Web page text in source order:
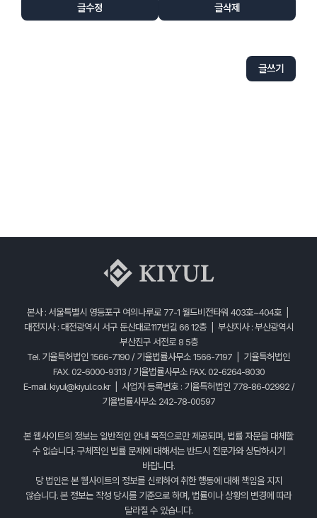
글수정 글삭제
글쓰기
본사 : 서울특별시 영등포구 여의나루로 77-1 월드비전타워 403호~404호 |
대전지사 : 대전광역시 서구 둔산대로117번길 66 12층 | 부산지사 : 부산광역시
부산진구 서전로 8 5층
Tel. 기율특허법인 1566-7190 / 기율법률사무소 1566-7197 | 기율특허법인
FAX. 02-6000-9313 / 기율법률사무소 FAX. 02-6264-8030
E-mail.kiyul@kiyul.co.kr| 사업자 등록번호 : 기율특허법인 778-86-02992 /
기율법률사무소 242-78-00597
본 웹사이트의 정보는 일반적인 안내 목적으로만 제공되며, 법률 자문을 대체할
수 없습니다. 구체적인 법률 문제에 대해서는 반드시 전문가와 상담하시기
바랍니다.
당 법인은 본 웹사이트의 정보를 신뢰하여 취한 행동에 대해 책임을 지지
않습니다. 본 정보는 작성 당시를 기준으로 하며, 법률이나 상황의 변경에 따라
달라질 수 있습니다.